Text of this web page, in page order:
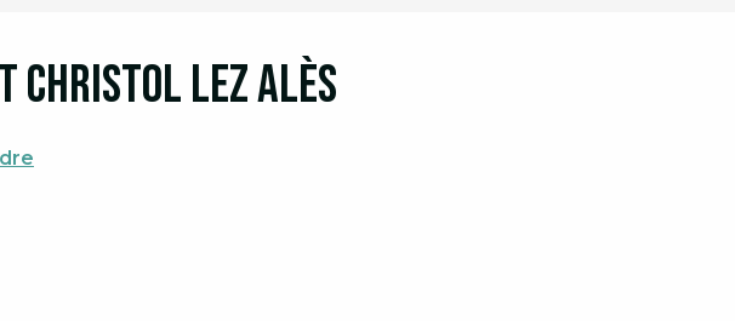
Christol lez Alès